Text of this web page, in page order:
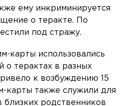
ему инкриминируется
о теракте. По
под стражу.
карты использовались
терактах в разных
к возбуждению 15
карты также служили для
близких родственников